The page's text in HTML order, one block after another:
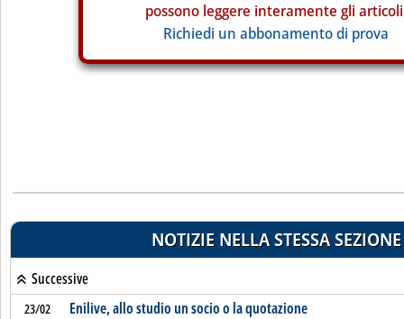
possono leggere interamente gli
Richiedi un abbonamento di prova
NOTIZIE NELLA STESSA SEZIONE
Successive
23/02 Enilive, allo studio un socio o la quotazione